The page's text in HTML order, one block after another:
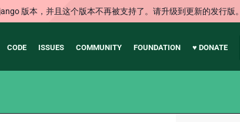
版本，并且这个版本不再被支持了。请升级到更新的发行版。
CODE ISSUES COMMUNITY FOUNDATION ♥ DONATE